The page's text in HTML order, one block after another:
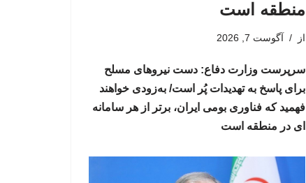
منطقه است
از آگوست 7, 2026
سرپرست وزارت دفاع: دست نیروهای مسلح
برای پاسخ به تهدیدات پُر است/ به‌زودی خواهند
فهمید که فناوری بومی ایران، برتر از هر سامانه
ای در منطقه است